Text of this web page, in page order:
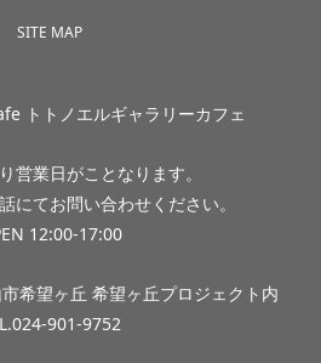
SITE MAP
トトノエルギャラリーカフェ
営業日がことなります。
てお問い合わせください。
12:00-17:00
希望ヶ丘 希望ヶ丘プロジェクト内
901-9752